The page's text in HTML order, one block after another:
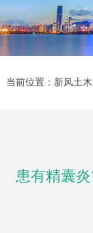
当前位置： 新风土木
患有精囊